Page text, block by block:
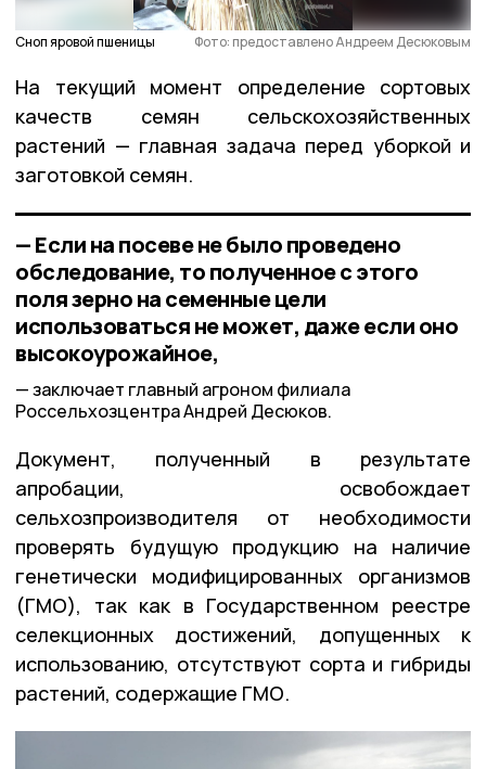
Сноп яровой пшеницы Фото: предоставлено Андреем Десюковым
На текущий момент определение сортовых
качеств семян сельскохозяйственных
растений — главная задача перед уборкой и
заготовкой семян.
— Если на посеве не было проведено
обследование, то полученное с этого
поля зерно на семенные цели
использоваться не может, даже если оно
высокоурожайное,
заключает главный агроном филиала
Россельхозцентра Андрей Десюков.
Документ, полученный в результате
апробации, освобождает
сельхозпроизводителя от необходимости
проверять будущую продукцию на наличие
генетически модифицированных организмов
(ГМО), так как в Государственном реестре
селекционных достижений, допущенных к
использованию, отсутствуют сорта и гибриды
растений, содержащие ГМО.